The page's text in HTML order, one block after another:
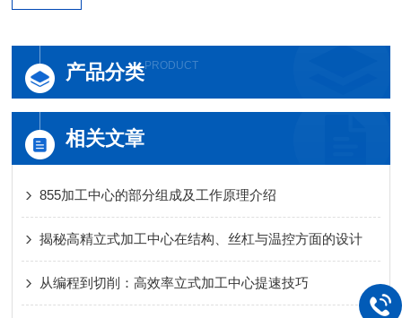
产品分类PRODUCT
相关文章
855加工中心的部分组成及工作原理介绍
揭秘高精立式加工中心在结构、丝杠与温控方面的设计
从编程到切削：高效率立式加工中心提速技巧